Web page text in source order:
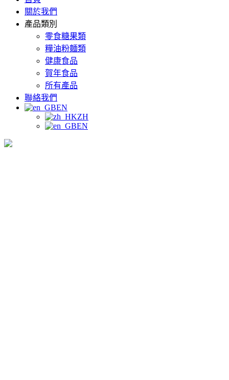
關於我們
產品類別
零食糖果類
糧油粉麵類
健康食品
賀年食品
所有產品
聯絡我們
EN
ZH
EN